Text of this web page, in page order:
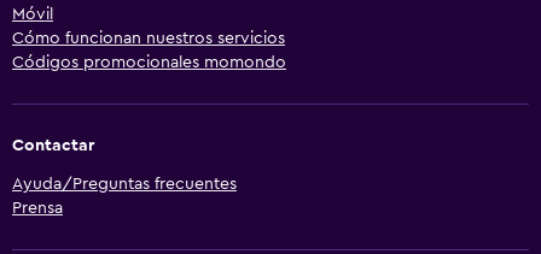
Móvil
Cómo funcionan nuestros servicios
Códigos promocionales momondo
Contactar
Ayuda/Preguntas frecuentes
Prensa